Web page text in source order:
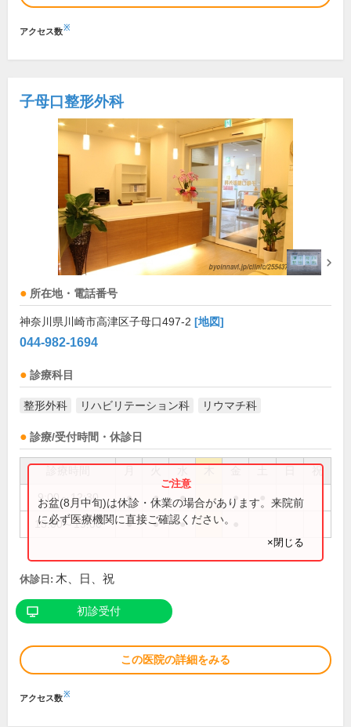
アクセス数※
子母口整形外科
所在地・電話番号
神奈川県川崎市高津区子母口497-2 [地図]
044-982-1694
診療科目
整形外科 リハビリテーション科 リウマチ科
診療/受付時間・休診日
祝
9:00～12:30 ● ● ● ●
15:00～19:00 ● ● ●
お盆(8月中旬)は休診・休業の場合があります。来院前
に必ず医療機関に直接ご確認ください。
×閉じる
休診日: 木、日、祝
初診受付
この医院の詳細をみる
アクセス数※